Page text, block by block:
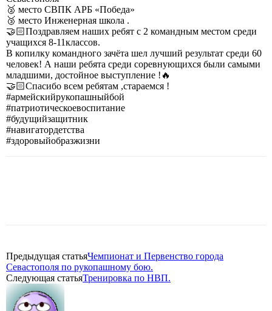
🥈 место СВПК АРБ «Победа»
🥉 место Инженерная школа .
🤝🏻Поздравляем наших ребят с 2 командным местом среди
учащихся 8-11классов.
В копилку командного зачёта шел лучший результат среди 60
человек! А наши ребята среди соревнующихся были самыми
младшими, достойное выступление !🔥
🤝🏻Спасибо всем ребятам ,стараемся !
#армейскийрукопашныйбой
#патриотическоевоспитание
#будущийзащитник
#навигатордетства
#здоровыйобразжизни
Предыдущая статьяЧемпионат и Первенство города
Севастополя по рукопашному бою.
Следующая статьяТренировка по НВП.